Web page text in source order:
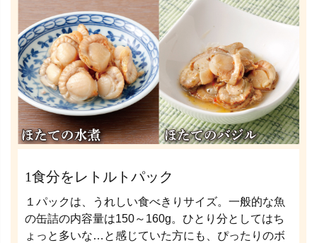
1食分をレトルトパック
１パックは、うれしい食べきりサイズ。一般的な魚
の缶詰の内容量は150～160g。ひとり分としてはち
ょっと多いな…と感じていた方にも、ぴったりのボ